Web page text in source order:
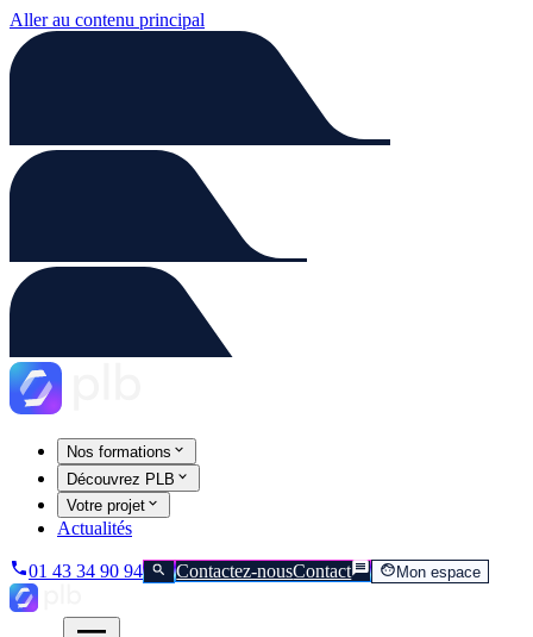
Aller au contenu principal
Nos formations
Découvrez PLB
Votre projet
Actualités
01 43 34 90 94 Contactez-nousContact Mon espace